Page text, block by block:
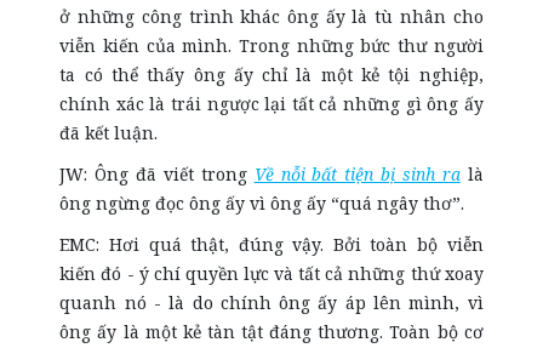
ở những công trình khác ông ấy là tù nhân cho
viễn kiến của mình. Trong những bức thư người
ta có thể thấy ông ấy chỉ là một kẻ tội nghiệp,
chính xác là trái ngược lại tất cả những gì ông ấy
đã kết luận.
JW: Ông đã viết trong Về nỗi bất tiện bị sinh ra là
ông ngừng đọc ông ấy vì ông ấy “quá ngây thơ”.
EMC: Hơi quá thật, đúng vậy. Bởi toàn bộ viễn
kiến đó - ý chí quyền lực và tất cả những thứ xoay
quanh nó - là do chính ông ấy áp lên mình, vì
ông ấy là một kẻ tàn tật đáng thương. Toàn bộ cơ